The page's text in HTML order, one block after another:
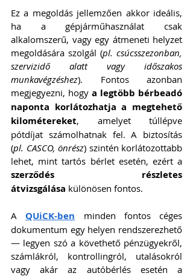
Ez a megoldás jellemzően akkor ideális,
ha a gépjárműhasználat csak
alkalomszerű, vagy egy átmeneti helyzet
megoldására szolgál (pl. csúcsszezonban,
szervizidő alatt vagy időszakos
munkavégzéshez). Fontos azonban
megjegyezni, hogy a legtöbb bérbeadó
naponta korlátozhatja a megtehető
kilométereket, amelyet túllépve
pótdíjat számolhatnak fel. A biztosítás
(pl. CASCO, önrész) szintén korlátozottabb
szerződés részletes
átvizsgálása különösen fontos.
A QUiCK-ben minden fontos céges
dokumentum egy helyen rendszerezhető
— legyen szó a követhető pénzügyekről,
számlákról, kontrollingról, utalásokról
vagy akár az autóbérlés esetén a